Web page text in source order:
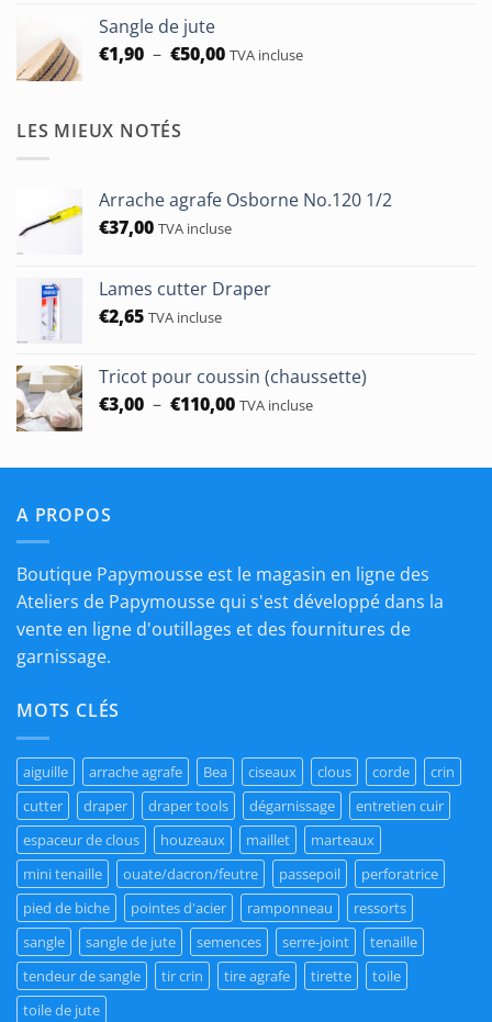
Sangle de jute
€1,90 – €50,00Plage
TVA incluse
LES MIEUX NOTÉS
Arrache agrafe Osborne No.120 1/2
€37,00 TVA incluse
Lames cutter Draper
€2,65 TVA incluse
Tricot pour coussin (chaussette)
€3,00 – €110,00Plage
€3,00
TVA incluse
A PROPOS
Boutique Papymousse est le magasin en ligne des
Ateliers de Papymousse qui s'est développé dans la
vente en ligne d'outillages et des fournitures de
garnissage.
MOTS CLÉS
aiguille arrache agrafe Bea ciseaux clous corde
crin
cutter
draper draper tools dégarnissage
entretien cuir
espaceur de clous
houzeaux maillet
marteaux
mini tenaille
ouate/dacron/feutre passepoil
perforatrice
pied de biche
pointes d'acier ramponneau
ressorts
sangle
sangle de jute semences serre-joint
tenaille
tendeur de sangle
tir crin tire agrafe tirette
toile
toile de jute